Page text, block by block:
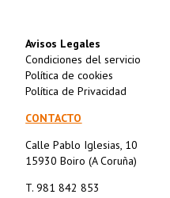
Avisos Legales
Condiciones del servicio
Política de cookies
Política de Privacidad
CONTACTO
Calle Pablo Iglesias, 10
15930 Boiro (A Coruña)
T. 981 842 853